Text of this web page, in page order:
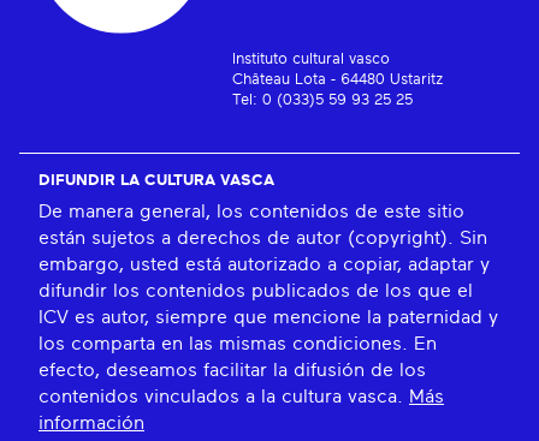
Instituto cultural vasco
Château Lota - 64480 Ustaritz
Tel: 0 (033)5 59 93 25 25
DIFUNDIR LA CULTURA VASCA
De manera general, los contenidos de este sitio
están sujetos a derechos de autor (copyright). Sin
embargo, usted está autorizado a copiar, adaptar y
difundir los contenidos publicados de los que el
ICV es autor, siempre que mencione la paternidad y
los comparta en las mismas condiciones. En
efecto, deseamos facilitar la difusión de los
contenidos vinculados a la cultura vasca.
Más
información